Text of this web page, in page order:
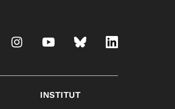
INSTITUT